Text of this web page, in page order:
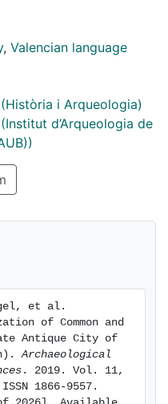
characterization. The
with cooking
possible regional ware
wares but that could
produced, as well as
of some common
better insight into the
Roman ceramics in
understanding of
Mediterranean for
, Valencian language
i Arqueologia)
d’Arqueologia de
et al.
of Common and
Antique City of
Archaeological
. 2019. Vol. 11,
1866-9557.